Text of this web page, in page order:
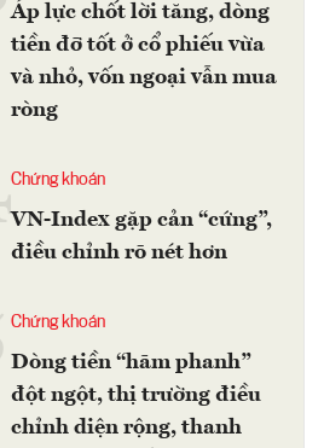
Áp lực chốt lời tăng, dòng
tiền đỡ tốt ở cổ phiếu vừa
và nhỏ, vốn ngoại vẫn mua
ròng
4Chứng khoán
VN-Index gặp cản “cứng”,
điều chỉnh rõ nét hơn
Chứng khoán
Dòng tiền “hãm phanh”
đột ngột, thị trường điều
chỉnh diện rộng, thanh